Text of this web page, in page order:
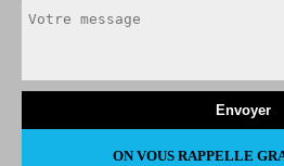
ON VOUS RAPPELLE